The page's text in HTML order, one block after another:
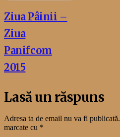
Ziua Pâinii –
Ziua
Panifcom
2015
Lasă un răspuns
Adresa ta de email nu va fi publicată.
marcate cu *